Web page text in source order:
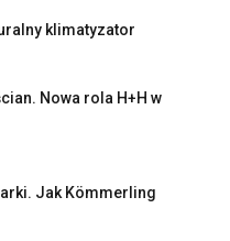
klimatyzator
Nowa rola H+H w
Jak Kömmerling